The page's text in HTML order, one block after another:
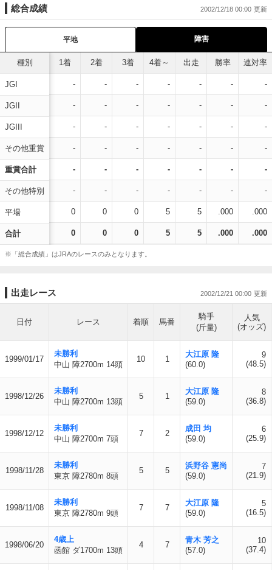
総合成績 2002/12/18 00:00
平地 障害
種別
JGI
JGII
JGIII
その他重賞
重賞合計
その他特別
平場
合計
1着 2着 3着 4着～ 出走 勝率 連対率
- - - - - - -
- - - - - - -
- - - - - - -
- - - - - - -
- - - - - - -
- - - - - - -
0 0 0 5 5 .000 .000
0 0 0 5 5 .000 .000
※「総合成績」はJRAのレースのみとなります。
出走レース 2002/12/21 00:00
日付 レース 着順 馬番
騎手
(斤量)
人気
(オッズ)
1999/01/17
未勝利
中山 障2700m 14頭
10 1
大江原 隆
(60.0)
9
(48.5)
1998/12/26
未勝利
中山 障2700m 13頭
5 1
大江原 隆
(59.0)
8
(36.8)
1998/12/12
未勝利
中山 障2700m 7頭
7 2
成田 均
(59.0)
6
(25.9)
1998/11/28
未勝利
東京 障2780m 8頭
5 5
浜野谷 憲尚
(59.0)
7
(21.9)
1998/11/08
未勝利
東京 障2780m 9頭
7 7
大江原 隆
(59.0)
5
(16.5)
1998/06/20
4歳上
函館 ダ1700m 13頭
4 7
青木 芳之
(57.0)
10
(37.4)